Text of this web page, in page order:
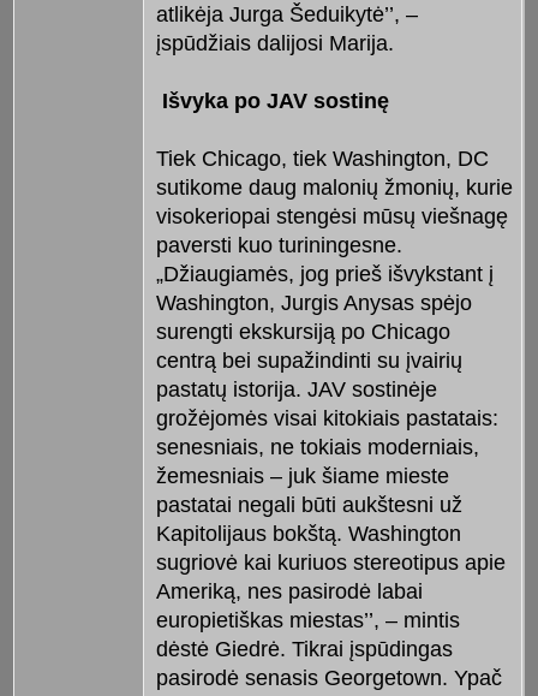
atlikėja Jurga Šeduikytė’’, –
įspūdžiais dalijosi Marija.
Išvyka po JAV sostinę
Tiek Chicago, tiek Washington, DC
sutikome daug malonių žmonių, kurie
visokeriopai stengėsi mūsų viešnagę
paversti kuo turiningesne.
„Džiaugiamės, jog prieš išvykstant į
Washington, Jurgis Anysas spėjo
surengti ekskursiją po Chicago
centrą bei supažindinti su įvairių
pastatų istorija. JAV sostinėje
grožėjomės visai kitokiais pastatais:
senesniais, ne tokiais moderniais,
žemesniais – juk šiame mieste
pastatai negali būti aukštesni už
Kapitolijaus bokštą. Washington
sugriovė kai kuriuos stereotipus apie
Ameriką, nes pasirodė labai
europietiškas miestas’’, – mintis
dėstė Giedrė. Tikrai įspūdingas
pasirodė senasis Georgetown. Ypač